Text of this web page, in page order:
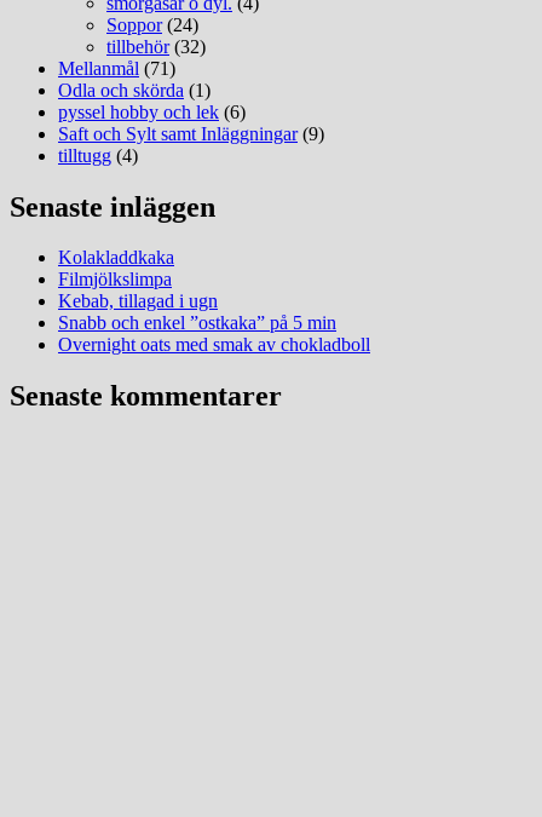
Soppor(24)
tillbehör(32)
Mellanmål (71)
Odla och skörda (1)
pyssel hobby och lek (6)
Saft och Sylt samt Inläggningar(9)
tilltugg (4)
Senaste inläggen
Kolakladdkaka
Filmjölkslimpa
Kebab, tillagad i ugn
Snabb och enkel ”ostkaka” på 5 min
Overnight oats med smak av chokladboll
Senaste kommentarer